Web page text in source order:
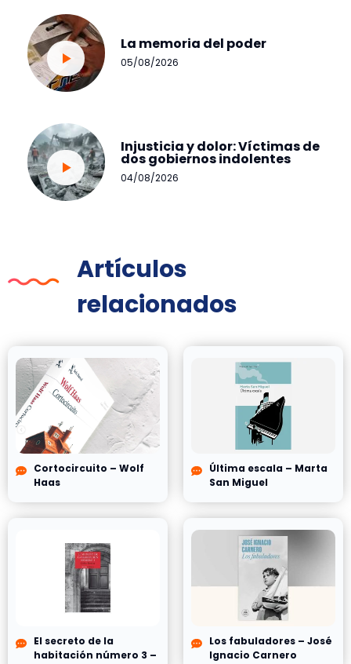
La memoria del poder
05/08/2026
Injusticia y dolor: Víctimas de
dos gobiernos indolentes
04/08/2026
Artículos
relacionados
Cortocircuito – Wolf
Haas
Última escala – Marta
San Miguel
El secreto de la
habitación número 3 –
Los fabuladores – José
Ignacio Carnero